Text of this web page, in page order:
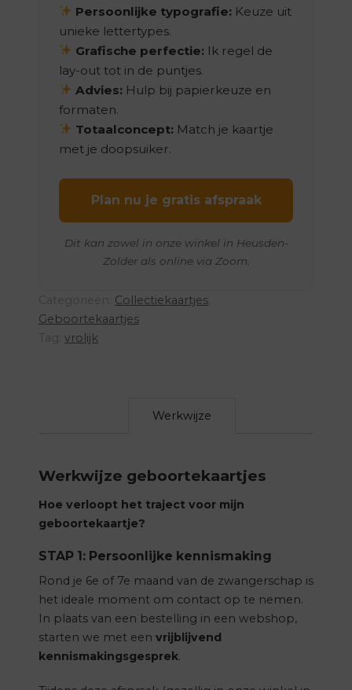
Persoonlijke typografie: Keuze uit
unieke lettertypes.
Grafische perfectie: Ik regel de
lay-out tot in de puntjes.
Advies: Hulp bij papierkeuze en
formaten.
Totaalconcept: Match je kaartje
met je doopsuiker.
Plan nu je gratis afspraak
Dit kan zowel in onze winkel in Heusden-
Zolder als online via Zoom.
Collectiekaartjes
Geboortekaartjes
vrolijk
Werkwijze
Werkwijze geboortekaartjes
Hoe verloopt het traject voor mijn
geboortekaartje?
STAP 1: Persoonlijke kennismaking
Rond je 6e of 7e maand van de zwangerschap is
het ideale moment om contact op te nemen.
In plaats van een bestelling in een webshop,
starten we met een vrijblijvend
kennismakingsgesprek.